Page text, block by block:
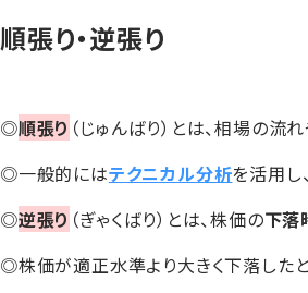
順張り・逆張り
◎順張り （じゅんばり）とは、相場の流
◎一般的にはテクニカル分析を活用し
◎逆張り （ぎゃくばり）とは、株価の下落
◎株価が適正水準より大きく下落した